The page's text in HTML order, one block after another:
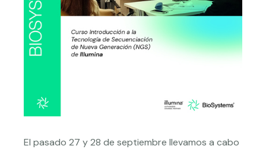
El pasado 27 y 28 de septiembre llevamos a cabo